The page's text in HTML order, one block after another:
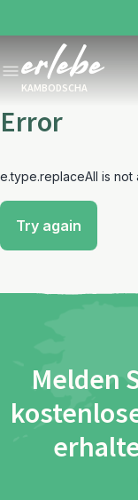
KAMBODSCHA
Error
e.type.replaceAll is not
Try again
Melden